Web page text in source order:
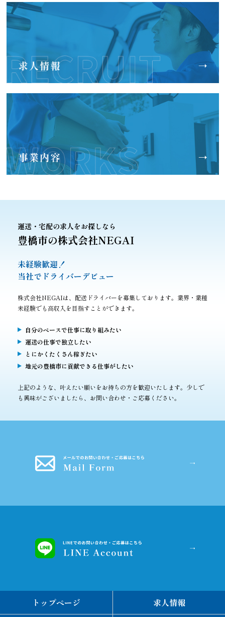
運送・宅配の求人をお探しなら
豊橋市の株式会社NEGAI
未経験歓迎！
当社でドライバーデビュー
株式会社NEGAIは、配送ドライバーを募集しております。業界・業種
未経験でも高収入を目指すことができます。
自分のペースで仕事に取り組みたい
運送の仕事で独立したい
とにかくたくさん稼ぎたい
地元の豊橋市に貢献できる仕事がしたい
上記のような、叶えたい願いをお持ちの方を歓迎いたします。少しで
も興味がございましたら、お問い合わせ・ご応募ください。
トップページ 求人情報